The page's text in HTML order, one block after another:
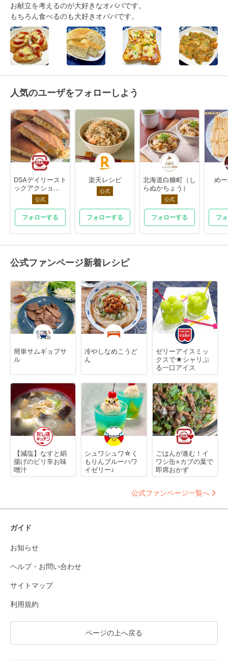
お献立を考えるのが大好きなオババです。
もちろん食べるのも大好きオババです。
人気のユーザをフォローしよう
DSAデイリースト
ックアクショ...
公式
フォローする
楽天レシピ
公式
フォローする
北海道白糠町（し
らぬかちょう）
公式
フォローする
め
フ
公式ファンページ新着レシピ
簡単サムギョプサ
ル
冷やしなめこうど
ん
ゼリーアイスミッ
クスで★シャリぷ
る一口アイス
【減塩】なすと絹
揚げのピリ辛お味
噌汁
シュワシュワ☆く
もりんブルーハワ
イゼリー♪
ごはんが進む！イ
ワシ缶×カブの葉で
即席おかず
公式ファンページ一覧へ
ガイド
お知らせ
ヘルプ・お問い合わせ
サイトマップ
利用規約
ページの上へ戻る